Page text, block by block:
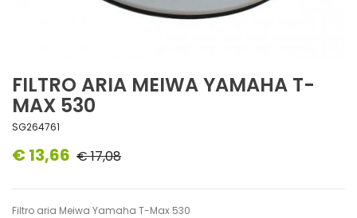
FILTRO ARIA MEIWA YAMAHA T-
MAX 530
SG264761
€ 13,66 € 17,08
Filtro aria Meiwa Yamaha T-Max 530